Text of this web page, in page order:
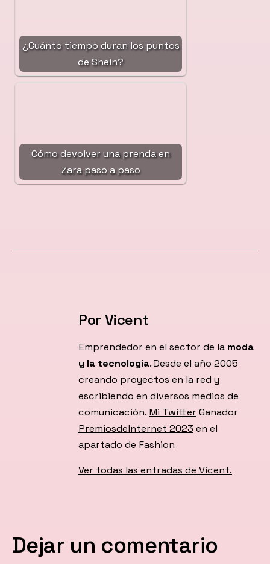
¿Cuánto tiempo duran los puntos
de Shein?
Cómo devolver una prenda en
Zara paso a paso
Por Vicent
Emprendedor en el sector de la moda
y la tecnología. Desde el año 2005
creando proyectos en la red y
escribiendo en diversos medios de
comunicación. Mi Twitter Ganador
PremiosdeInternet 2023 en el
apartado de Fashion
Ver todas las entradas de Vicent.
Dejar un comentario